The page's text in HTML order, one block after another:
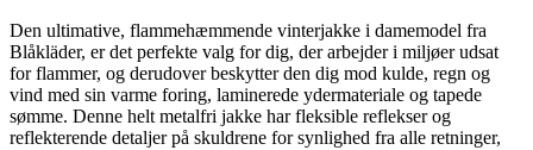
Den ultimative, flammehæmmende vinterjakke i damemodel fra
Blåkläder, er det perfekte valg for dig, der arbejder i miljøer udsat
for flammer, og derudover beskytter den dig mod kulde, regn og
vind med sin varme foring, laminerede ydermateriale og tapede
sømme. Denne helt metalfri jakke har fleksible reflekser og
reflekterende detaljer på skuldrene for synlighed fra alle retninger,